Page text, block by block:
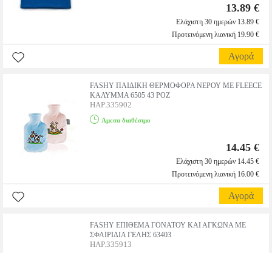
13.89 €
Ελάχιστη 30 ημερών 13.89 €
Προτεινόμενη λιανική 19.90 €
Αγορά
FASHY ΠΑΙΔΙΚΗ ΘΕΡΜΟΦΟΡΑ ΝΕΡΟΥ ΜΕ FLEECE
ΚΑΛΥΜΜΑ 6505 43 ΡΟΖ
HAP.335902
Αμεσα διαθέσιμο
14.45 €
Ελάχιστη 30 ημερών 14.45 €
Προτεινόμενη λιανική 16.00 €
Αγορά
FASHY ΕΠΙΘΕΜΑ ΓΟΝΑΤΟΥ ΚΑΙ ΑΓΚΩΝΑ ΜΕ
ΣΦΑΙΡΙΔΙΑ ΓΕΛΗΣ 63403
HAP.335913